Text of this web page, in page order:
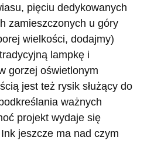
pięciu dedykowanych
zamieszczonych u góry
wielkości, dodajmy)
lampkę i
gorzej oświetlonym
jest też rysik służący do
ważnych
projekt wydaje się
jeszcze ma nad czym